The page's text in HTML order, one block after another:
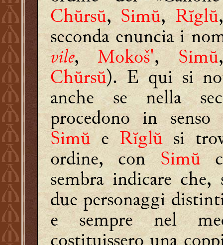
Chŭrsŭ,Simŭ, Rĭglŭ
seconda enuncia i
vile,Mokoš',Simŭ
Chŭrsŭ). E qui si
anche se nella
procedono in
Simŭ eRĭglŭ si
ordine, conSimŭ
sembra indicare
due personaggi
e sempre nel
costituissero una